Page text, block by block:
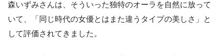
森いずみさんは、そういった独特のオーラを自然に放って
いて、「同じ時代の女優とはまた違うタイプの美しさ」と
して評価されてきました。